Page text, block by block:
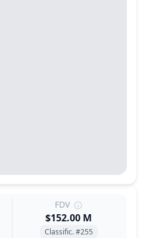
FDV
$152.00 M
Classific. #255